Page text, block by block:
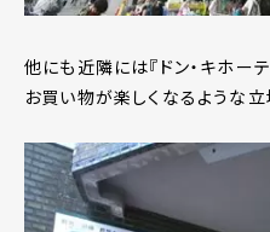
他にも近隣には『ドン・キホーテ
お買い物が楽しくなるような